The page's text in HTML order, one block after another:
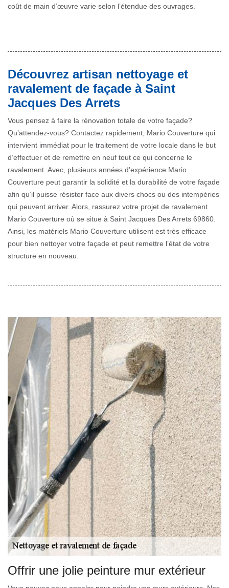
coût de main d’œuvre varie selon l’étendue des ouvrages.
Découvrez artisan nettoyage et
ravalement de façade à Saint
Jacques Des Arrets
Vous pensez à faire la rénovation totale de votre façade?
Qu’attendez-vous? Contactez rapidement, Mario Couverture qui
intervient immédiat pour le traitement de votre locale dans le but
d’effectuer et de remettre en neuf tout ce qui concerne le
ravalement. Avec, plusieurs années d’expérience Mario
Couverture peut garantir la solidité et la durabilité de votre façade
afin qu’il puisse résister face aux divers chocs ou des intempéries
qui peuvent arriver. Alors, rassurez votre projet de ravalement
Mario Couverture où se situe à Saint Jacques Des Arrets 69860.
Ainsi, les matériels Mario Couverture utilisent est très efficace
pour bien nettoyer votre façade et peut remettre l’état de votre
structure en nouveau.
Offrir une jolie peinture mur extérieur